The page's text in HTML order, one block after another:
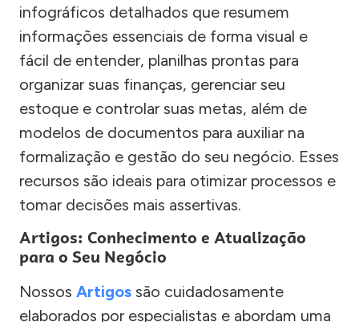
infográficos detalhados que resumem
informações essenciais de forma visual e
fácil de entender, planilhas prontas para
organizar suas finanças, gerenciar seu
estoque e controlar suas metas, além de
modelos de documentos para auxiliar na
formalização e gestão do seu negócio. Esses
recursos são ideais para otimizar processos e
tomar decisões mais assertivas.
Artigos: Conhecimento e Atualização
para o Seu Negócio
Nossos Artigos são cuidadosamente
elaborados por especialistas e abordam uma